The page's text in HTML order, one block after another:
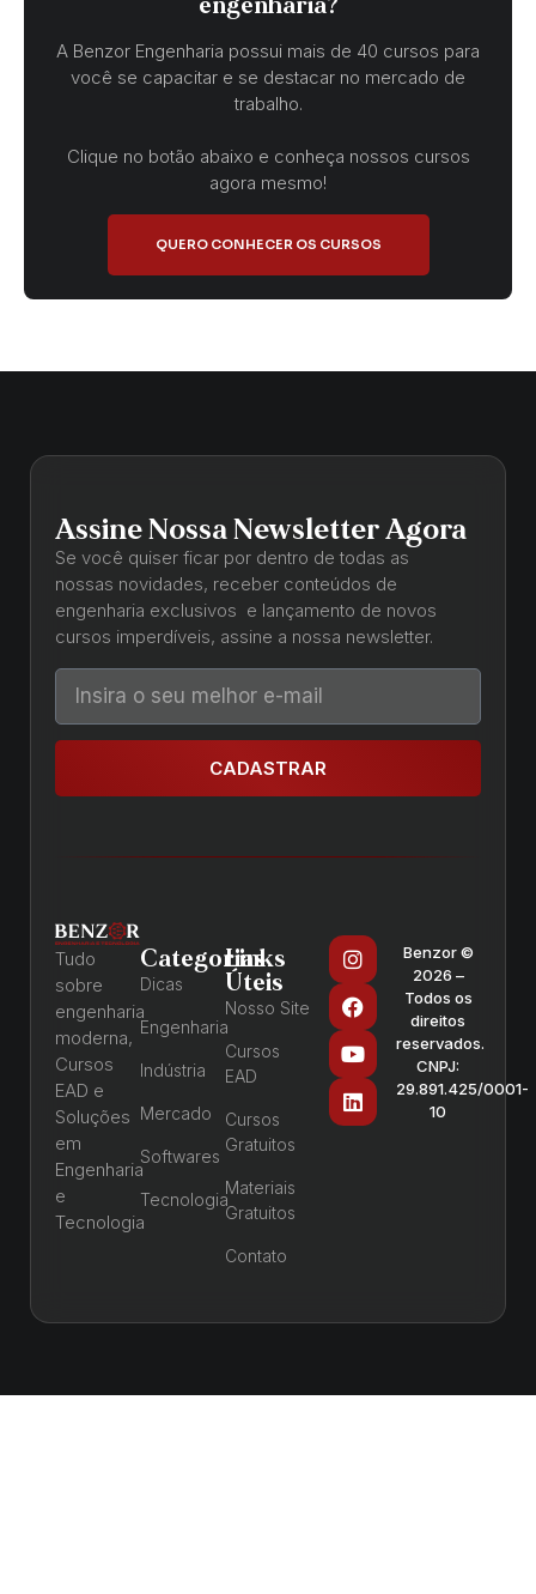
A Benzor Engenharia possui mais de 40 cursos para
você se capacitar e se destacar no mercado de
trabalho.
Clique no botão abaixo e conheça nossos cursos
agora mesmo!
QUERO CONHECER OS CURSOS
Assine Nossa Newsletter Agora
Se você quiser ficar por dentro de todas as
nossas novidades, receber conteúdos de
engenharia exclusivos e lançamento de novos
cursos imperdíveis, assine a nossa newsletter.
CADASTRAR
Tudo
sobre
engenharia
moderna,
Cursos
EAD e
Soluções
em
Engenharia
e
Tecnologia
Categorias
Dicas
Engenharia
Indústria
Mercado
Softwares
Tecnologia
Links
Úteis
Nosso Site
Cursos
EAD
Cursos
Gratuitos
Materiais
Gratuitos
Contato
Benzor ©
2026 –
Todos os
direitos
reservados.
CNPJ:
29.891.425/0001-
10